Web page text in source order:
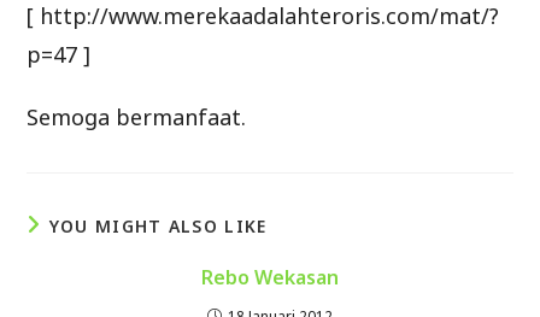
[ http://www.merekaadalahteroris.com/mat/?
p=47 ]
Semoga bermanfaat.
YOU MIGHT ALSO LIKE
Rebo Wekasan